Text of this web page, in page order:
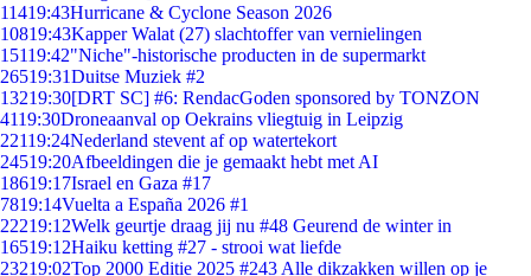
11419:43Hurricane & Cyclone Season 2026
10819:43Kapper Walat (27) slachtoffer van vernielingen
15119:42"Niche"-historische producten in de supermarkt
26519:31Duitse Muziek #2
13219:30[DRT SC] #6: RendacGoden sponsored by TONZON
4119:30Droneaanval op Oekrains vliegtuig in Leipzig
22119:24Nederland stevent af op watertekort
24519:20Afbeeldingen die je gemaakt hebt met AI
18619:17Israel en Gaza #17
7819:14Vuelta a España 2026 #1
22219:12Welk geurtje draag jij nu #48 Geurend de winter in
16519:12Haiku ketting #27 - strooi wat liefde
23219:02Top 2000 Editie 2025 #243 Alle dikzakken willen op je